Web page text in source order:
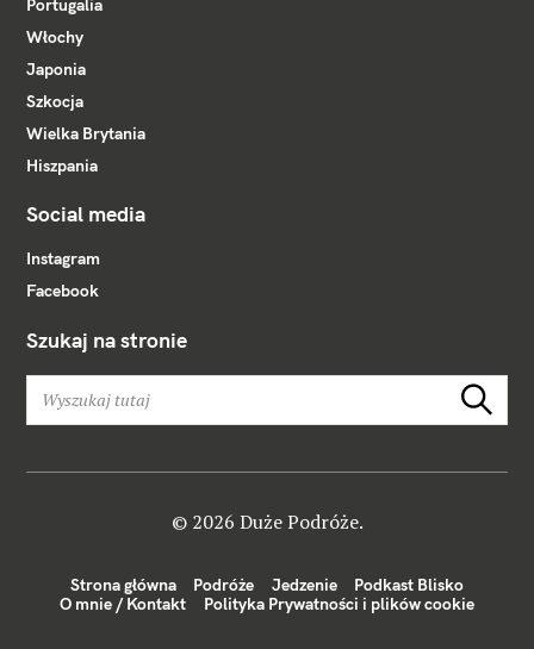
Włochy
Japonia
Szkocja
Wielka Brytania
Hiszpania
Social media
Instagram
Facebook
Szukaj na stronie
Szukaj
Strona główna Podróże Jedzenie
Podkast Blisko
O mnie / Kontakt
Polityka Prywatności i plików cookie
© 2026 Duże Podróże.